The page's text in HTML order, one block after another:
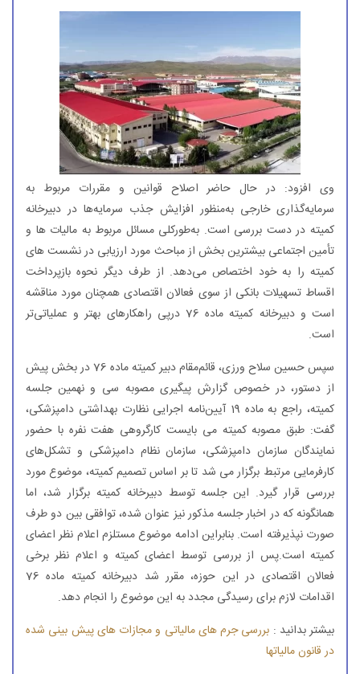
وی افزود: در حال حاضر اصلاح قوانین و مقررات مربوط به
سرمایه‌گذاری خارجی به‌منظور افزایش جذب سرمایه‌ها در دبیرخانه
كمیته در دست بررسی است. به‌طوركلی مسائل مربوط به مالیات ها و
تأمین اجتماعی بیشترین بخش از مباحث مورد ارزیابی در نشست های
كمیته را به خود اختصاص می‌دهد. از طرف دیگر نحوه بازپرداخت
اقساط تسهیلات بانكی از سوی فعالان اقتصادی همچنان مورد مناقشه
است و دبیرخانه كمیته ماده 76 درپی راهكارهای بهتر و عملیاتی‌تر
است.
سپس حسین سلاح ورزی، قائم‌مقام دبیر كمیته ماده 76 در بخش پیش
از دستور، در خصوص گزارش پیگیری مصوبه سی و نهمین جلسه
كمیته، راجع به ماده 19 آیین‌نامه اجرایی نظارت بهداشتی دامپزشكی،
گفت: طبق مصوبه كمیته می بایست كارگروهی هفت نفره با حضور
نمایندگان سازمان دامپزشكی، سازمان نظام دامپزشكی و تشكل‌های
كارفرمایی مرتبط برگزار می شد تا بر اساس تصمیم كمیته، موضوع مورد
بررسی قرار گیرد. این جلسه توسط دبیرخانه كمیته برگزار شد، اما
همانگونه كه در اخبار جلسه مذكور نیز عنوان شده، توافقی بین دو طرف
صورت نپذیرفته است. بنابراین ادامه موضوع مستلزم اعلام نظر اعضای
كمیته است.پس از بررسی توسط اعضای كمیته و اعلام نظر برخی
فعالان اقتصادی در این حوزه، مقرر شد دبیرخانه كمیته ماده 76
اقدامات لازم برای رسیدگی مجدد به این موضوع را انجام دهد.
بیشتر بدانید : بررسی جرم های مالیاتی و مجازات های پیش بینی شده
در قانون مالیاتها